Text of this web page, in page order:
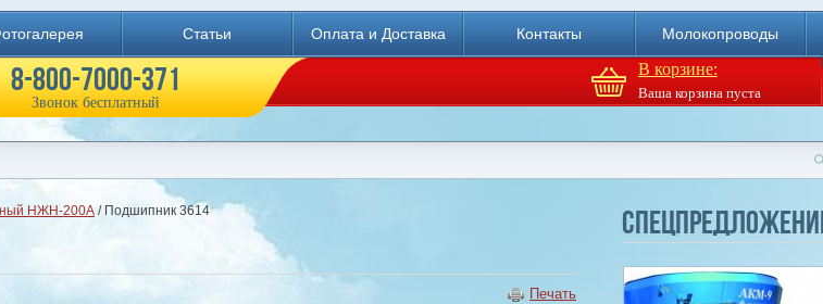
Статьи Оплата и Доставка Контакты Молокопроводы
В корзине:
Ваша корзина пуста
8-800-7000-371
Звонок бесплатный
НЖН-200А / Подшипник 3614
Печать